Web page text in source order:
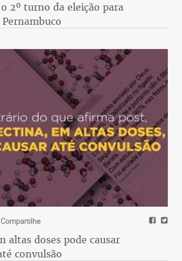
2º turno da eleição para
altas doses pode causar
convulsão